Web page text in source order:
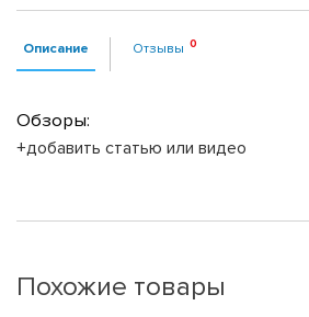
Описание Отзывы
Обзоры:
+добавить статью или видео
Похожие товары